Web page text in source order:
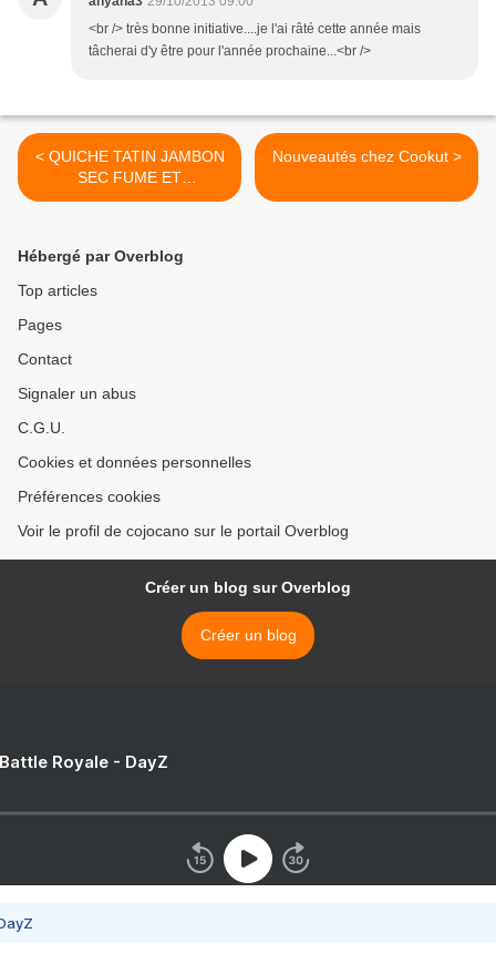
<br /> très bonne initiative....je l'ai râté cette année mais
tâcherai d'y être pour l'année prochaine...<br />
< QUICHE TATIN JAMBON
SEC FUME ET
CAMEMBERT
Nouveautés chez Cookut >
Hébergé par Overblog
Top articles
Pages
Contact
Signaler un abus
C.G.U.
Cookies et données personnelles
Préférences cookies
Voir le profil de cojocano sur le portail Overblog
Créer un blog sur Overblog
Créer un blog
Royale - DayZ